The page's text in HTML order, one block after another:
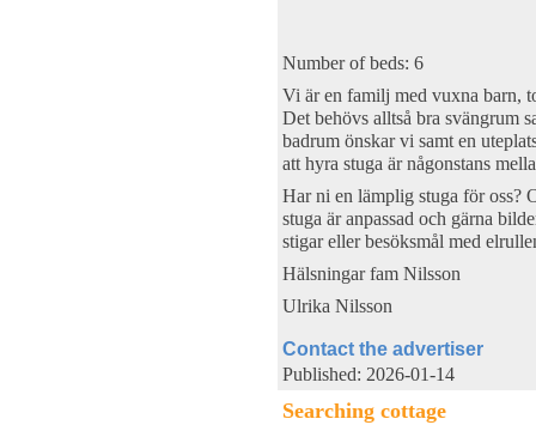
Number of beds: 6
Vi är en familj med vuxna barn,
Det behövs alltså bra svängrum
badrum önskar vi samt en
att hyra stuga är någonstans
Har ni en lämplig stuga för oss?
stuga är anpassad och gärna
stigar eller besöksmål med
Hälsningar fam Nilsson
Ulrika Nilsson
Contact the advertiser
Published: 2026-01-14
Searching cottage